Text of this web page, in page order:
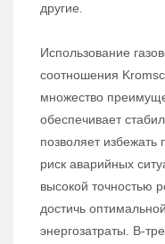
другие.
Использование
соотношения
множество
обеспечивает
позволяет избежать
риск аварийных
высокой точностью
достичь
энергозатраты. В-